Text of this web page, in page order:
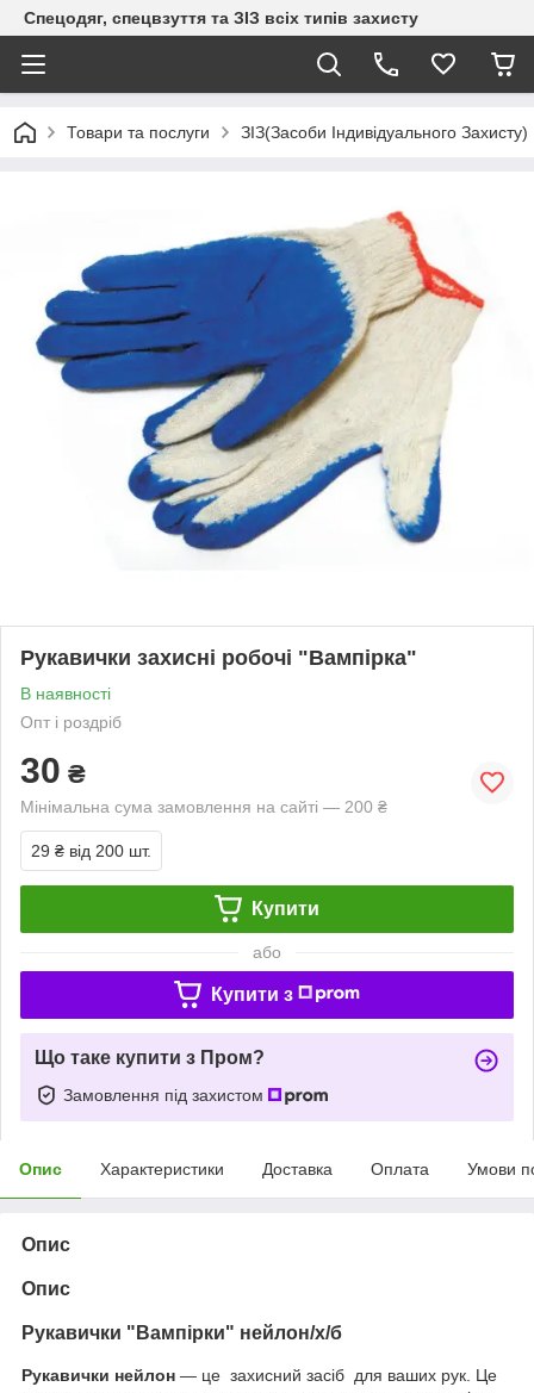
Спецодяг, спецвзуття та ЗІЗ всіх типів захисту
Товари та послуги ЗІЗ(Засоби Індивідуального Захисту)
Рукавички захисні робочі "Вампірка"
В наявності
Опт і роздріб
30 ₴
Мінімальна сума замовлення на сайті — 200 ₴
29 ₴ від 200 шт.
Купити
або
Купити з
Що таке купити з Пром?
Замовлення під захистом
Опис Характеристики Доставка Оплата Умови
Опис
Опис
Рукавички "Вампірки" нейлон/х/б
Рукавички нейлон — це захисний засіб для ваших рук. Це